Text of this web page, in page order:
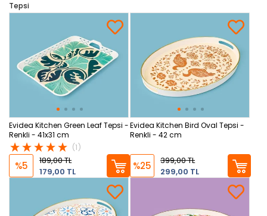
Tepsi
Evidea Kitchen Green Leaf Tepsi -
Renkli - 41x31 cm
(1)
%5
189,00 TL
179,00 TL
Evidea Kitchen Bird Oval Tepsi -
Renkli - 42 cm
%25
399,00 TL
299,00 TL